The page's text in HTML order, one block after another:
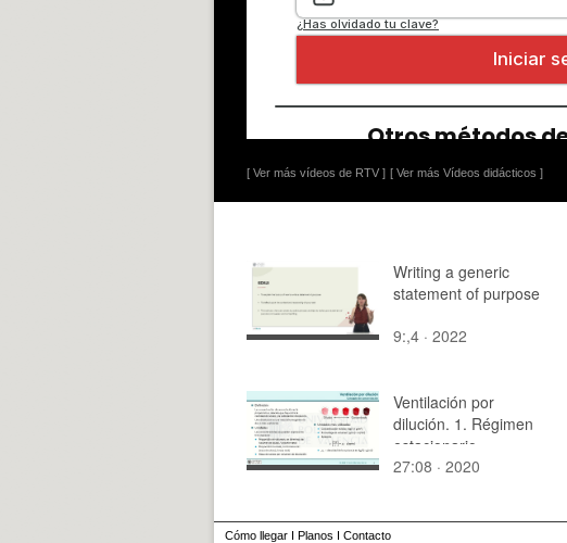
[ Ver más vídeos de RTV ] [ Ver más Vídeos didácticos ]
Writing a generic
statement of purpose
9:,4 · 2022
Ventilación por
dilución. 1. Régimen
estacionario
27:08 · 2020
Cómo llegar I Planos I Contacto